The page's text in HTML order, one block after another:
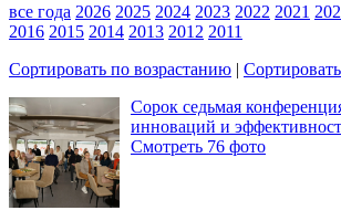
все года 2026 2025 2024 2023 2022 2021
2016 2015 2014 2013 2012 2011
Сортировать по возрастанию |
Сорок седьмая
инноваций и
Смотреть 76 фото